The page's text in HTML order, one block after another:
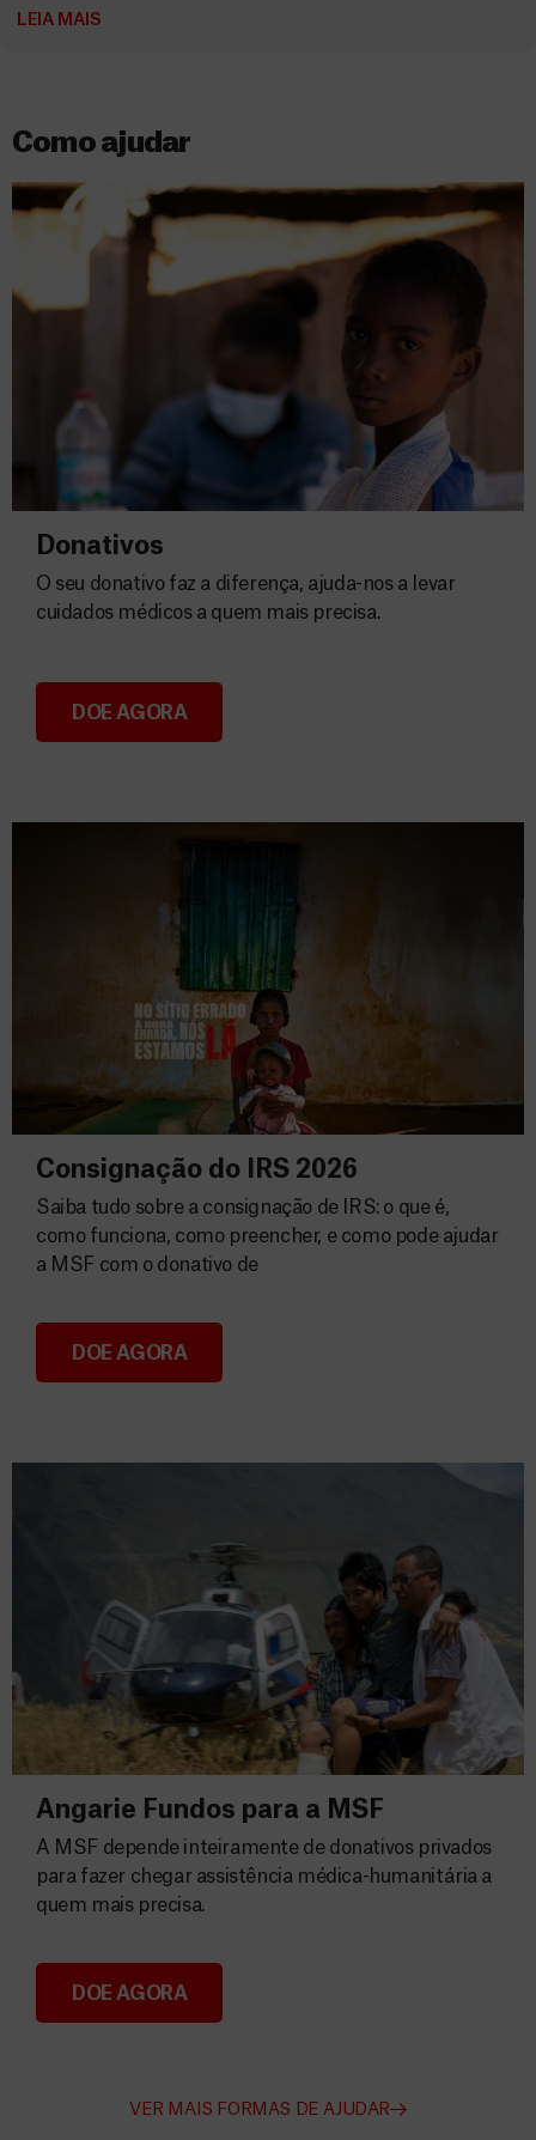
LEIA MAIS
Como ajudar
Donativos
Donativos
O seu donativo faz a diferença, ajuda-nos a levar
cuidados médicos a quem mais precisa.
DOE AGORA
Consignação do IRS 2026
Consignação do IRS 2026
Saiba tudo sobre a consignação de IRS: o que é,
como funciona, como preencher, e como pode ajudar
a MSF com o donativo de
DOE AGORA
Angarie Fundos para a MSF
Angarie Fundos para a MSF
A MSF depende inteiramente de donativos privados
para fazer chegar assistência médica-humanitária a
quem mais precisa.
DOE AGORA
VER MAIS FORMAS DE AJUDAR